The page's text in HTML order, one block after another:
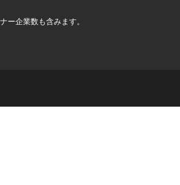
ー企業数も含みます。